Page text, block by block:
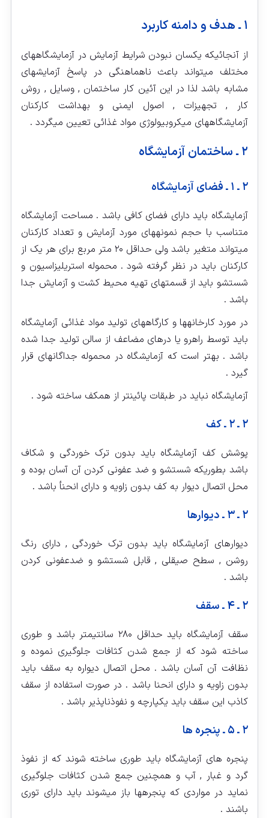
۱ ـ هدف و دامنه کاربرد
از آنجائیکه یکسان نبودن شرایط آزمایش در آزمایشگاههای
مختلف می‏تواند باعث ناهماهنگی در پاسخ آزمایش‏های
مشابه باشد لذا در این آئین کار ساختمان , وسایل , روش
کار , تجهیزات , اصول ایمنی و بهداشت کارکنان
آزمایشگاههای میکروبیولوژی مواد غذائی تعیین می‏گردد .
۲ ـ ساختمان آزمایشگاه
۲ ـ ۱ ـ فضای آزمایشگاه
آزمایشگاه باید دارای فضای کافی باشد . مساحت آزمایشگاه
متناسب با حجم نمونه‏های مورد آزمایش و تعداد کارکنان
میتواند متغیر باشد ولی حداقل ۲۰ متر مربع برای هر یک از
کارکنان باید در نظر گرفته شود . محموله استریلیزاسیون و
شستشو باید از قسمتهای تهیه محیط کشت و آزمایش جدا
باشد .
در مورد کارخانه‏ها و کارگاههای تولید مواد غذائی آزمایشگاه
باید توسط راهرو یا درهای مضاعف از سالن تولید جدا شده
باشد . بهتر است که آزمایشگاه در محموله جداگانه‏ای قرار
گیرد .
آزمایشگاه نباید در طبقات پائین‏تر از همکف ساخته شود .
۲ ـ ۲ ـ کف
پوشش کف آزمایشگاه باید بدون ترک خوردگی و شکاف
باشد بطوریکه شستشو و ضد عفونی کردن آن آسان بوده و
محل اتصال دیوار به کف بدون زاویه و دارای انحنأ باشد .
۲ ـ ۳ ـ دیوارها
دیوارهای آزمایشگاه باید بدون ترک خوردگی , دارای رنگ
روشن , سطح صیقلی , قابل شستشو و ضدعفونی کردن
باشد .
۲ ـ ۴ ـ سقف
سقف آزمایشگاه باید حداقل ۲۸۰ سانتیمتر باشد و طوری
ساخته شود که از جمع شدن کثافات جلوگیری نموده و
نظافت آن آسان باشد . محل اتصال دیواره به سقف باید
بدون زاویه و دارای انحنا باشد . در صورت استفاده از سقف
کاذب این سقف باید یکپارچه و نفوذناپذیر باشد .
۲ ـ ۵ ـ پنجره‏ ها
پنجره‏ های آزمایشگاه باید طوری ساخته شوند که از نفوذ
گرد و غبار , آب و همچنین جمع شدن کثافات جلوگیری
نماید در مواردی که پنجره‏ها باز می‏شوند باید دارای توری
باشند .